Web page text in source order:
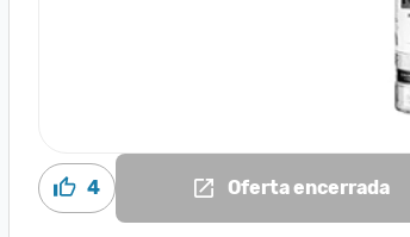
4 Oferta encerrada